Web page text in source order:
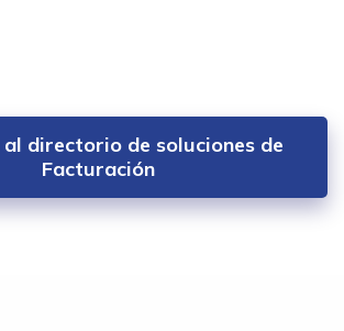
directorio de soluciones de
Facturación